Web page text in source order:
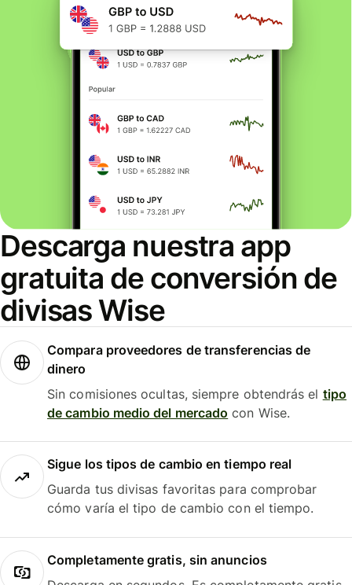
Descarga nuestra app
gratuita de conversión de
divisas Wise
Compara proveedores de transferencias de
dinero
Sin comisiones ocultas, siempre obtendrás el tipo
de cambio medio del mercado con Wise.
Sigue los tipos de cambio en tiempo real
Guarda tus divisas favoritas para comprobar
cómo varía el tipo de cambio con el tiempo.
Completamente gratis, sin anuncios